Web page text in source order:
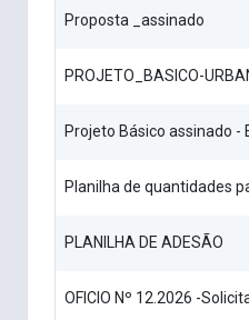
Proposta _assinado
PROJETO_BASICO-
Projeto Básico assinado -
Planilha de quantidades
PLANILHA DE ADESÃO
OFICIO Nº 12.2026 -